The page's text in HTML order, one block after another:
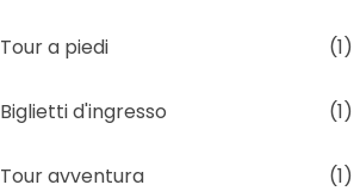
Tour a piedi (1)
Biglietti d'ingresso (1)
Tour avventura (1)